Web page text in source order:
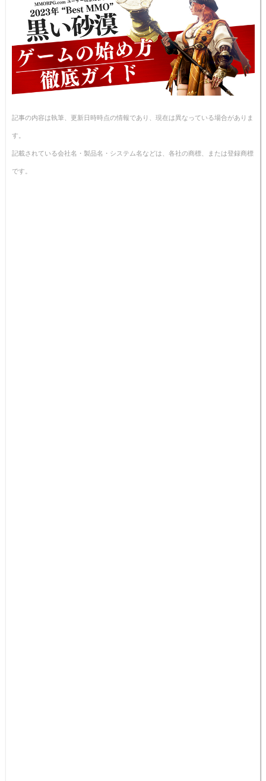
記事の内容は執筆、更新日時時点の情報であり、現在は異なっている場合がありま
す。
記載されている会社名・製品名・システム名などは、各社の商標、または登録商標
です。